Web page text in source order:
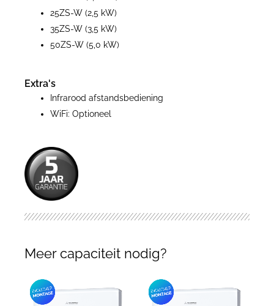
25ZS-W (2,5 kW)
35ZS-W (3,5 kW)
50ZS-W (5,0 kW)
Extra's
Infrarood afstandsbediening
WiFi: Optioneel
Meer capaciteit nodig?
Oorspronkelijke
prijs
prijs
prijs
prijs